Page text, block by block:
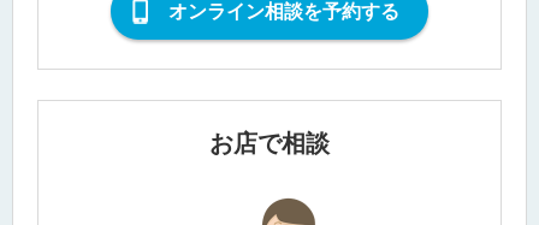
オンライン相談を予約する
お店で相談